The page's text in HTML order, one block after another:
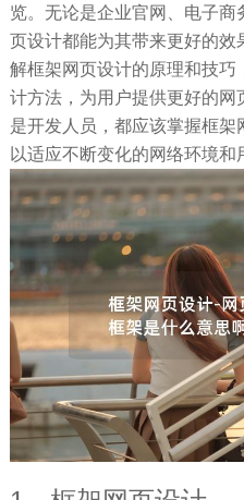
览。无论是企业官网、电子商
页设计都能为其带来更好的效
解框架网页设计的原理和技
计方法，为用户提供更好的
是开发人员，都应该掌握框架
以适应不断变化的网络环境和